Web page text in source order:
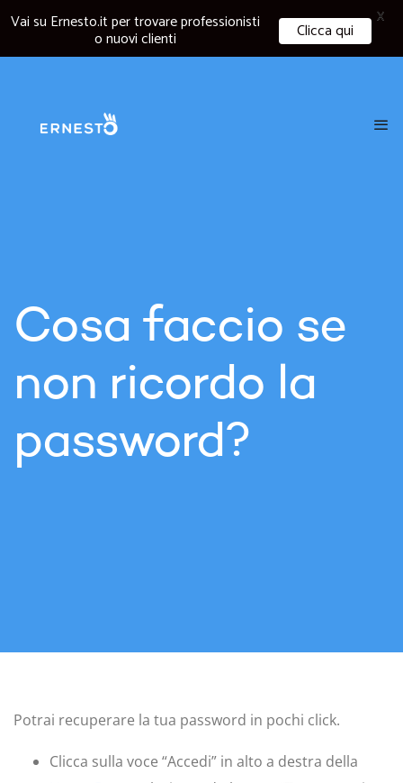
Cosa faccio se
non ricordo la
password?
Potrai recuperare la tua password in pochi click.
Clicca sulla voce “Accedi” in alto a destra della
Vai su Ernesto.it per trovare professionisti
o nuovi clienti Clicca qui
X